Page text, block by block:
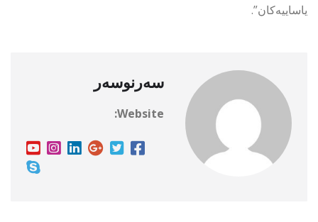
یاساییەکان”.
سەرنوسەر
Website: